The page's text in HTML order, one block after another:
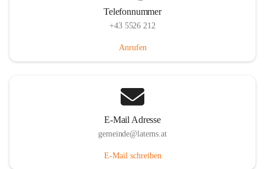
Telefonnummer
+43 5526 212
Anrufen
E-Mail Adresse
gemeinde@laterns.at
E-Mail schreiben